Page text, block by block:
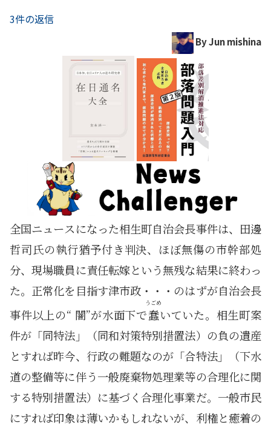
3件の返信
By Jun mishina
全国ニュースになった相生町自治会長事件は、田邊
哲司氏の執行猶予付き判決、ほぼ無傷の市幹部処
分、現場職員に責任転嫁という無残な結果に終わっ
た。正常化を目指す津市政・・・のはずが自治会長
事件以上の“ 闇”が水面下で蠢
うごめ
いていた。相生町案
件が「同特法」（同和対策特別措置法）の負の遺産
とすれば昨今、行政の難題なのが「合特法」（下水
道の整備等に伴う一般廃棄物処理業等の合理化に関
する特別措置法）に基づく合理化事業だ。一般市民
にすれば印象は薄いかもしれないが、利権と癒着の